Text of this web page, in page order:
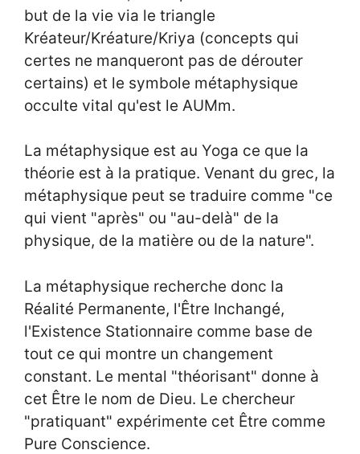
but de la vie via le triangle
Kréateur/Kréature/Kriya (concepts qui
certes ne manqueront pas de dérouter
certains) et le symbole métaphysique
occulte vital qu'est le AUMm.
La métaphysique est au Yoga ce que la
théorie est à la pratique. Venant du grec, la
métaphysique peut se traduire comme "ce
qui vient "après" ou "au-delà" de la
physique, de la matière ou de la nature".
La métaphysique recherche donc la
Réalité Permanente, l'Être Inchangé,
l'Existence Stationnaire comme base de
tout ce qui montre un changement
constant. Le mental "théorisant" donne à
cet Être le nom de Dieu. Le chercheur
"pratiquant" expérimente cet Être comme
Pure Conscience.